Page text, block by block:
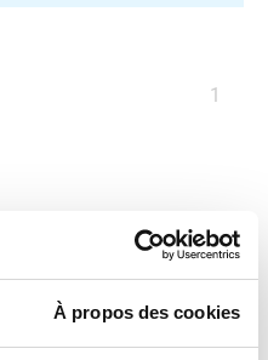
À propos des cookies
Vous
1